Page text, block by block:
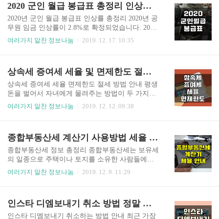
교해서 많이 냈을 경우 환급을 해줍니다. 이것이 바
로 연말정산 환급금입니다. 그..
다는 것! 오늘은 매치스패션 할인코드 받는 꿀팁을
안내해 드리려고 합니다. 아래에서 확인해 주세요.
매치스패션의 장점 중 하나가 바로 15% 친구추천
할인입니다. 일부 브랜드와 세일 제품을 제외하고
첫 구매 고객을 대상으로 기존 고객의 추천으로 할
가 준비되어 있어야 합니다. 왜냐하면 같은 ip에서
같은 pc나 브라우저에서 회원가입과..
2020 군인 월급 봉급표 총정리 인상률 (최신자료)
2020년 군인 월급 봉급표 인상률 총정리 2020년 공
무원 임금 인상률이 2.8%로 확정되었습니다. 2017
년 이후 3년 만에 가장 높은 인상률을 기록했는데
이라면 2020년 월급이 어떻게 될지 궁금하실텐데
요. 아래에서 2020년 공무원 봉급표 뿐 아니라 2020
년 군인 월급을 확인해 보시기 바랍니다. 지금까지
공무원 임금 인상률은 2015년 3.8%, 2016년 3.0%,
2017년 3.5%로 3% 이상을 기록하다가 2018년 2.
8%로 인상되..
여러가지 알찬 정보나눔 2019. 12. 17. 10:35
상속세 증여세 세율 및 면제한도 절세 방법 총정리(최신판)
상속세 증여세 세율 면제한도 절세 방법 안내 평생
돈을 벌어서 자녀에게 물려주는 방법이 두 가지가
있습니다. 그것은 바로 상속과 증여인데요. 상속과
됩니다. 상속세와 증여세는 부자들에게만 적용되
는 세금이 아닙니다. 최근에는 부자가 아닌 사람들
도 미리 자녀 등에게 재산 형성의 기회를 주는 동시
에 절세를 위해 증여하는 경우가 많습니다. 그래서
많은 분들이 상속세와 증여세에 관심이 많은데요.
시기 바랍니다. ■ 상속세란? 상속이란 사람이 사망
하는 경우 그가 살아있을 때 재..
여러가지 알찬 정보나눔 2019. 12. 12. 09:38
종합부동산세 계산기 사용방법 세율 가산세 납부기한 총정리 (가장 최신판)
종합부동산세 정보 총정리 종합부동산세는 보유세
의 일종으로 주택이나 토지를 소유한 사람들에게
부과되는 세금입니다. 부동산 정책이 자주 변경되
종합부동산세는 종부세라고도 합니다. 과세기준일
(매년 6월 1일) 현재 국내에 소재한 재산세 과세대
여러가지 알찬 정보나눔 2019. 12. 9. 11:29
인스타 디엠보내기 취소 방법 정말 쉽습니다(+사진) Instagram
인스타 디엠보내기 취소하는 방법 안내 최근 가장